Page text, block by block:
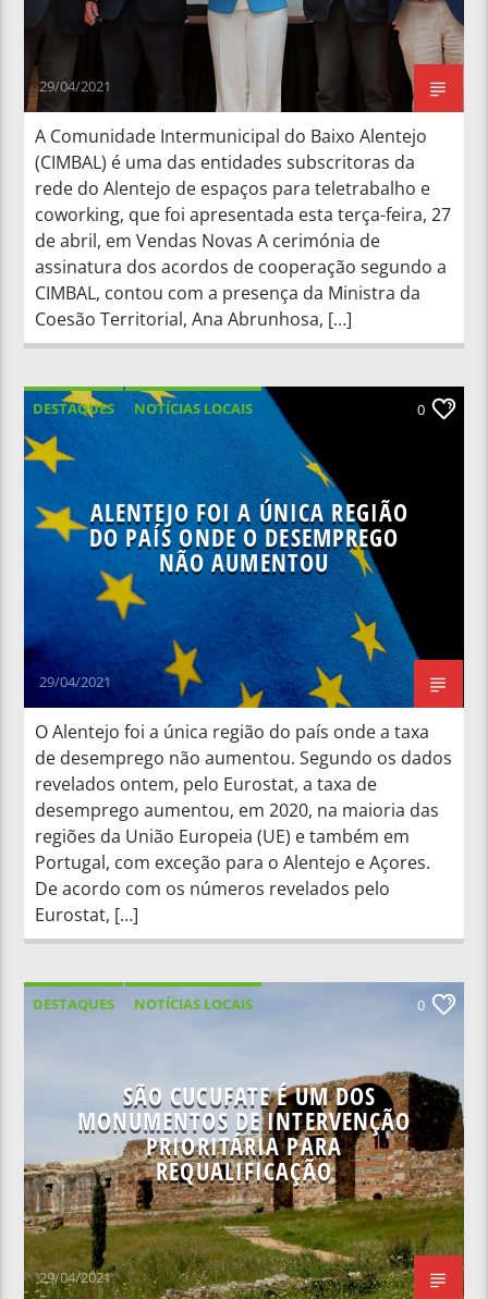
29/04/2021
A Comunidade Intermunicipal do Baixo Alentejo
(CIMBAL) é uma das entidades subscritoras da
rede do Alentejo de espaços para teletrabalho e
coworking, que foi apresentada esta terça-feira, 27
de abril, em Vendas Novas A cerimónia de
assinatura dos acordos de cooperação segundo a
CIMBAL, contou com a presença da Ministra da
Coesão Territorial, Ana Abrunhosa, […]
DESTAQUES
NOTÍCIAS LOCAIS
NOTÍCIAS NACIONAIS
0
ALENTEJO FOI A ÚNICA REGIÃO
DO PAÍS ONDE O DESEMPREGO
NÃO AUMENTOU
29/04/2021
O Alentejo foi a única região do país onde a taxa
de desemprego não aumentou. Segundo os dados
revelados ontem, pelo Eurostat, a taxa de
desemprego aumentou, em 2020, na maioria das
regiões da União Europeia (UE) e também em
Portugal, com exceção para o Alentejo e Açores.
De acordo com os números revelados pelo
Eurostat, […]
DESTAQUES
NOTÍCIAS LOCAIS
0
SÃO CUCUFATE É UM DOS
MONUMENTOS DE INTERVENÇÃO
PRIORITÁRIA PARA
REQUALIFICAÇÃO
29/04/2021